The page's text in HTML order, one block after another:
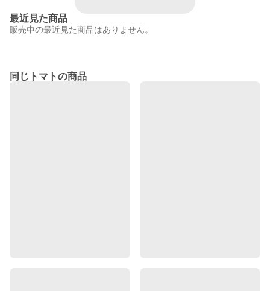
最近見た商品
販売中の最近見た商品はありません。
同じトマトの商品